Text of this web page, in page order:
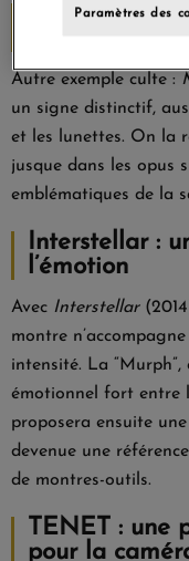
Men in Black
Autre exemple culte :
un signe distinctif,
et les lunettes. On la
jusque dans les opus
emblématiques de la
Interstellar :
l’émotion
Avec Interstellar
montre
intensité. La
émotionnel fort entre
proposera ensuite
devenue une
de montres-outils.
TENET : une
pour la
Paramètres des